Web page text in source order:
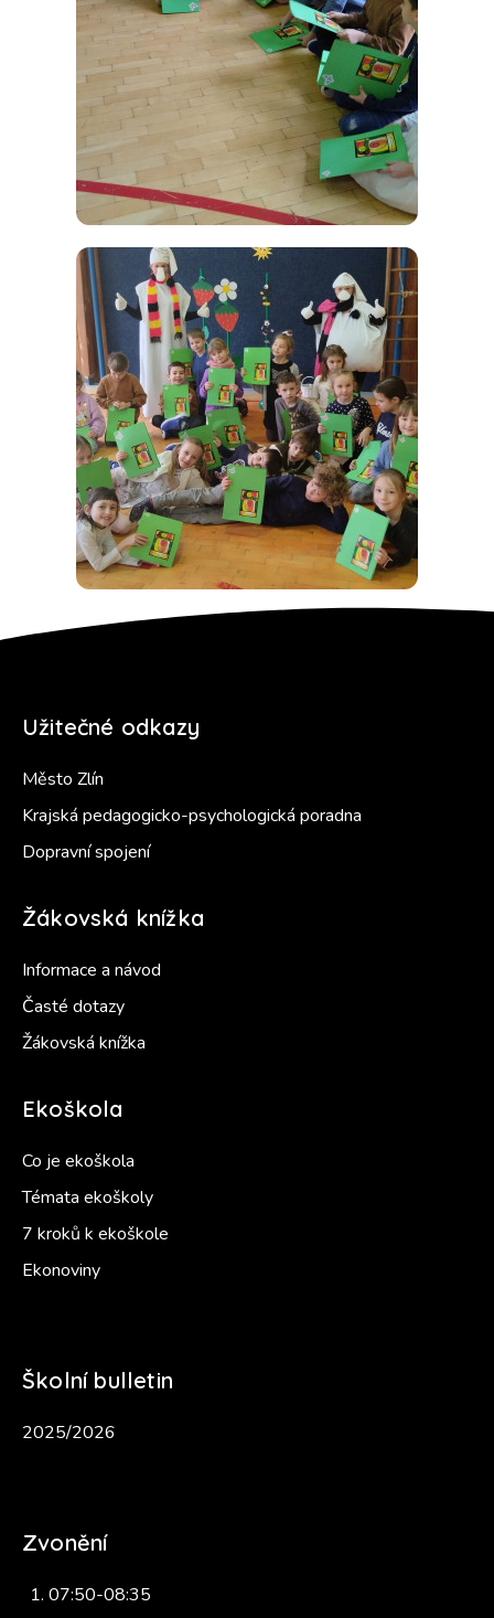
Užitečné odkazy
Město Zlín
Krajská pedagogicko-psychologická poradna
Dopravní spojení
Žákovská knížka
Informace a návod
Časté dotazy
Žákovská knížka
Ekoškola
Co je ekoškola
Témata ekoškoly
7 kroků k ekoškole
Ekonoviny
Školní bulletin
2025/2026
Zvonění
07:50-08:35